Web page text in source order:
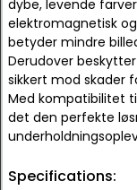
dybe, levende
elektromagnetisk
betyder mindre
Derudover
sikkert mod skader
Med kompatibilitet
det den perfekte
Specifications: